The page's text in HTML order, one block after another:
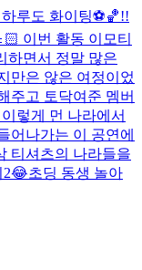
루도 화이팅⚽️🏀!!
이번 활동 이모티
하면서 정말 많은
만은 않은 여정이었
주고 토닥여준 멤버
렇게 먼 나라에서
어나가는 이 공연에
티셔츠의 나라들을
2😂초딩 동생 놀아